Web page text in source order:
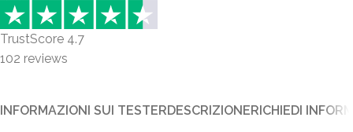
TrustScore 4.7
102 reviews
INFORMAZIONI SUI TESTERDESCRIZIONERICHIEDI